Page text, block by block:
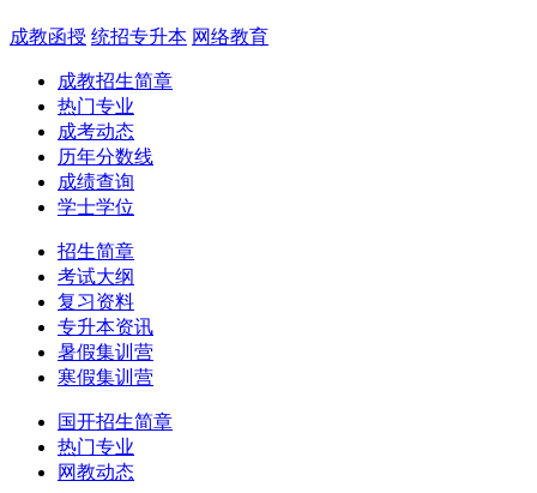
成教函授 统招专升本 网络教育
成教招生简章
热门专业
成考动态
历年分数线
成绩查询
学士学位
招生简章
考试大纲
复习资料
专升本资讯
暑假集训营
寒假集训营
国开招生简章
热门专业
网教动态